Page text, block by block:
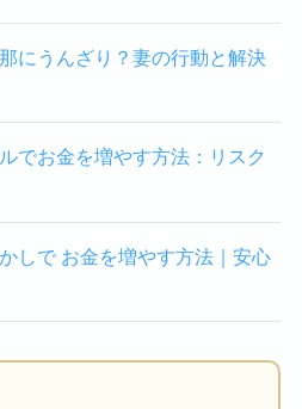
にうんざり？妻の行動と解決
でお金を増やす方法：リスク
しで お金を増やす方法｜安心